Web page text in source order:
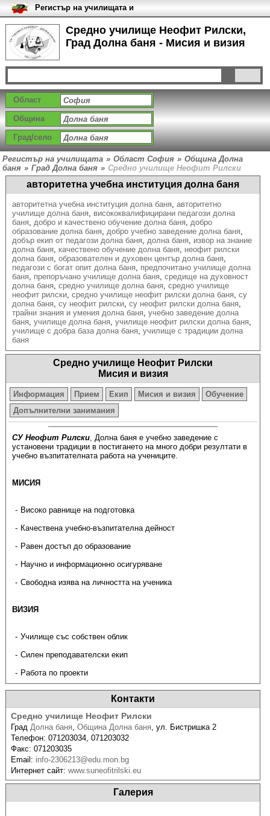
Средно училище Неофит Рилски,
Град Долна баня - Мисия и визия
Регистър на училищата и
университетите в България
Област
Община
Град/село
Регистър на училищата » Област София » Община Долна
баня » Град Долна баня » Средно училище Неофит Рилски
авторитетна учебна институция долна баня
авторитетна учебна институция долна баня, авторитетно
училище долна баня, висококвалифицирани педагози долна
баня, добро и качествено обучение долна баня, добро
образование долна баня, добро учебно заведение долна баня,
добър екип от педагози долна баня, долна баня, извор на знание
долна баня, качествено обучение долна баня, неофит рилски
долна баня, образователен и духовен център долна баня,
педагози с богат опит долна баня, предпочитано училище долна
баня, препоръчано училище долна баня, средище на духовност
долна баня, средно училище долна баня, средно училище
неофит рилски, средно училище неофит рилски долна баня, су
долна баня, су неофит рилски, су неофит рилски долна баня,
трайни знания и умения долна баня, учебно заведение долна
баня, училище долна баня, училище неофит рилски долна баня,
училище с добра база долна баня, училище с традиции долна
баня
Средно училище Неофит Рилски
Мисия и визия
Информация Прием Екип Мисия и визия
Обучение
Допълнителни занимания
СУ Неофит Рилски, Долна баня е учебно заведение с
установени традиции в постигането на много добри резултати в
учебно възпитателната работа на учениците.
МИСИЯ
Високо равнище на подготовка
Качествена учебно-възпитателна дейност
Равен достъп до образование
Научно и информационно осигуряване
Свободна изява на личността на ученика
ВИЗИЯ
Училище със собствен облик
Силен преподавателски екип
Работа по проекти
Контакти
Средно училище Неофит Рилски
ГрадДолна баня,Община Долна баня,ул. Бистришка 2
Телефон:071203034, 071203032
Факс:071203035
Email: info-2306213@edu.mon.bg
Интернет сайт:www.suneofitrilski.eu
Галерия